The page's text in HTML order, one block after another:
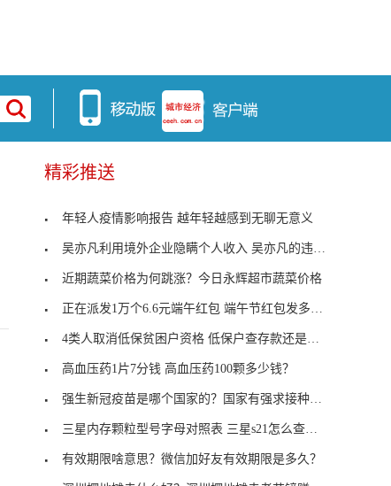
精彩推送
年轻人疫情影响报告 越年轻越感到无聊无意义
吴亦凡利用境外企业隐瞒个人收入 吴亦凡的违法事实
近期蔬菜价格为何跳涨？今日永辉超市蔬菜价格
正在派发1万个6.6元端午红包 端午节红包发多大号？
4类人取消低保贫困户资格 低保户查存款还是流水？
高血压药1片7分钱 高血压药100颗多少钱？
强生新冠疫苗是哪个国家的？国家有强求接种新冠疫苗
三星内存颗粒型号字母对照表 三星s21怎么查内存？
有效期限啥意思？微信加好友有效期限是多久？